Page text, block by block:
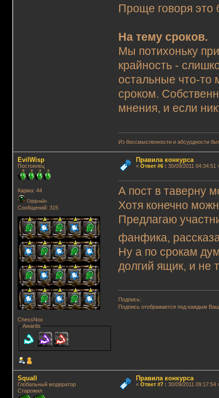
Проще говоря это
На тему сроков.
Мы потихоньку
крайность -
остальные что-то
сроком.
мнения, и если
Из бессмысленности и абсурдности
EvilWisp
Постоялец
Карма: 44
Оффлайн
Сообщений: 315
ChessNox
Awards
Правила конкурса
« Ответ #6: 30/09/2011 04:34:51
А пост в таверну
Хотя конечно
Предлагаю
фанфика,
Ну а по срокам
долгий ящик, и не
Подпись:
Подпись отображается под каждым
Squall
Глобальный модератор
Старожил
Правила конкурса
« Ответ #7: 30/09/2011 09:17:54